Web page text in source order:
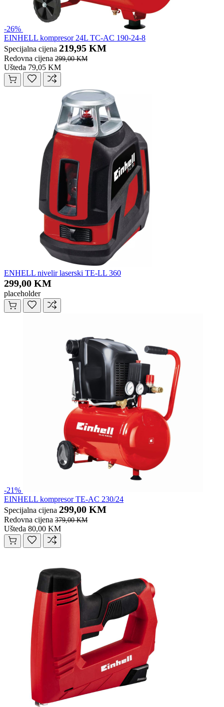
-26%
EINHELL kompresor 24L TC-AC 190-24-8
Specijalna cijena 219,95 KM
Redovna cijena 299,00 KM
Ušteda 79,05 KM
ENHELL nivelir laserski TE-LL 360
299,00 KM
placeholder
-21%
EINHELL kompresor TE-AC 230/24
Specijalna cijena 299,00 KM
Redovna cijena 379,00 KM
Ušteda 80,00 KM